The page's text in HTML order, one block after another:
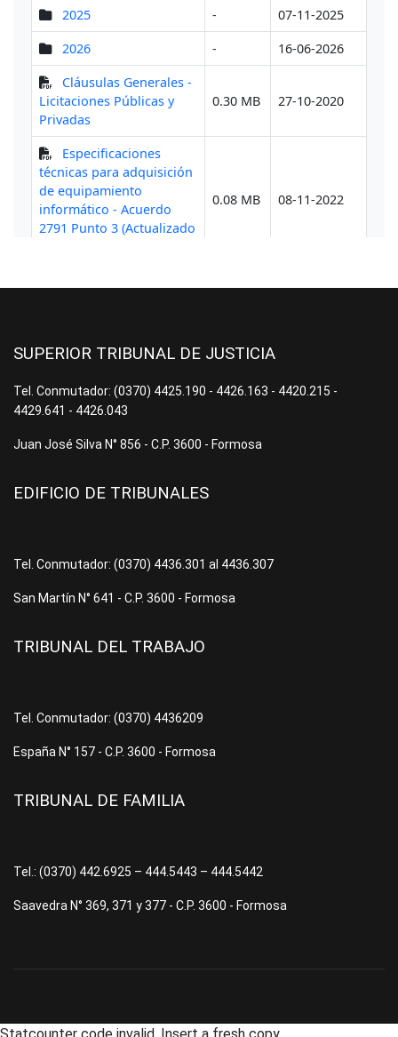
SUPERIOR TRIBUNAL DE JUSTICIA
Tel. Conmutador: (0370) 4425.190 - 4426.163 - 4420.215 -
4429.641 - 4426.043
Juan José Silva N° 856 - C.P. 3600 - Formosa
EDIFICIO DE TRIBUNALES
Tel. Conmutador: (0370) 4436.301 al 4436.307
San Martín N° 641 - C.P. 3600 - Formosa
TRIBUNAL DEL TRABAJO
Tel. Conmutador: (0370) 4436209
España N° 157 - C.P. 3600 - Formosa
TRIBUNAL DE FAMILIA
Tel.: (0370) 442.6925 – 444.5443 – 444.5442
Saavedra N° 369, 371 y 377 - C.P. 3600 - Formosa